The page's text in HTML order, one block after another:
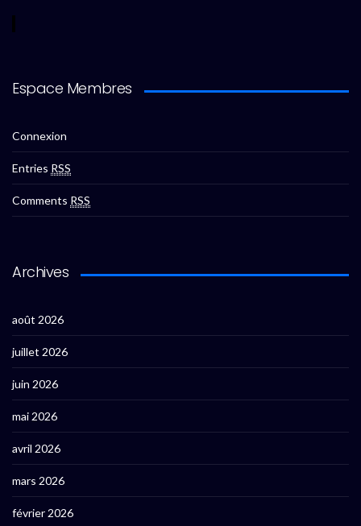
Espace Membres
Connexion
Entries RSS
Comments RSS
Archives
août 2026
juillet 2026
juin 2026
mai 2026
avril 2026
mars 2026
février 2026